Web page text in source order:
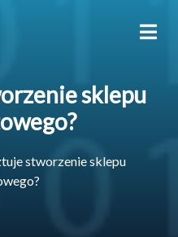
sklepu
stworzenie sklepu